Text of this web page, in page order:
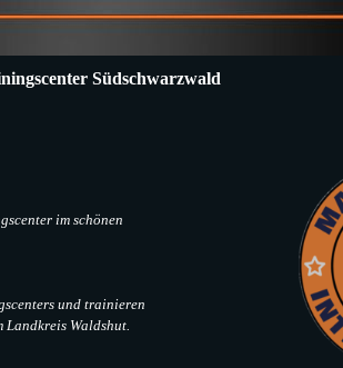
Südschwarzwald
im schönen
und trainieren
Landkreis Waldshut.